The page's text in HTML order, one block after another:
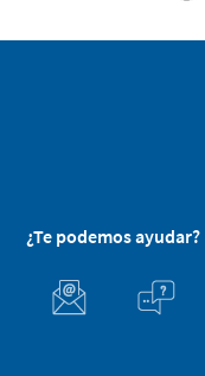
¿Te podemos ayudar?